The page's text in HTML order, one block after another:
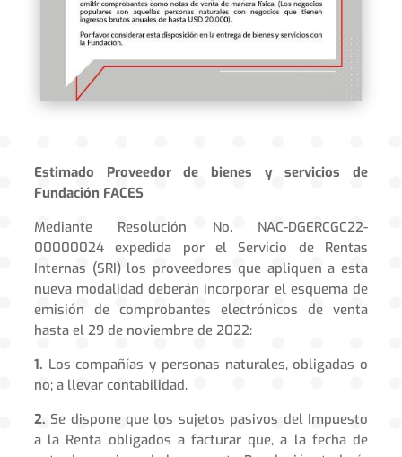
Estimado Proveedor de bienes y servicios de
Fundación FACES
Mediante Resolución No. NAC-DGERCGC22-
00000024 expedida por el Servicio de Rentas
Internas (SRI) los proveedores que apliquen a esta
nueva modalidad deberán incorporar el esquema de
emisión de comprobantes electrónicos de venta
hasta el 29 de noviembre de 2022:
1. Los compañías y personas naturales, obligadas o
no; a llevar contabilidad.
2. Se dispone que los sujetos pasivos del Impuesto
a la Renta obligados a facturar que, a la fecha de